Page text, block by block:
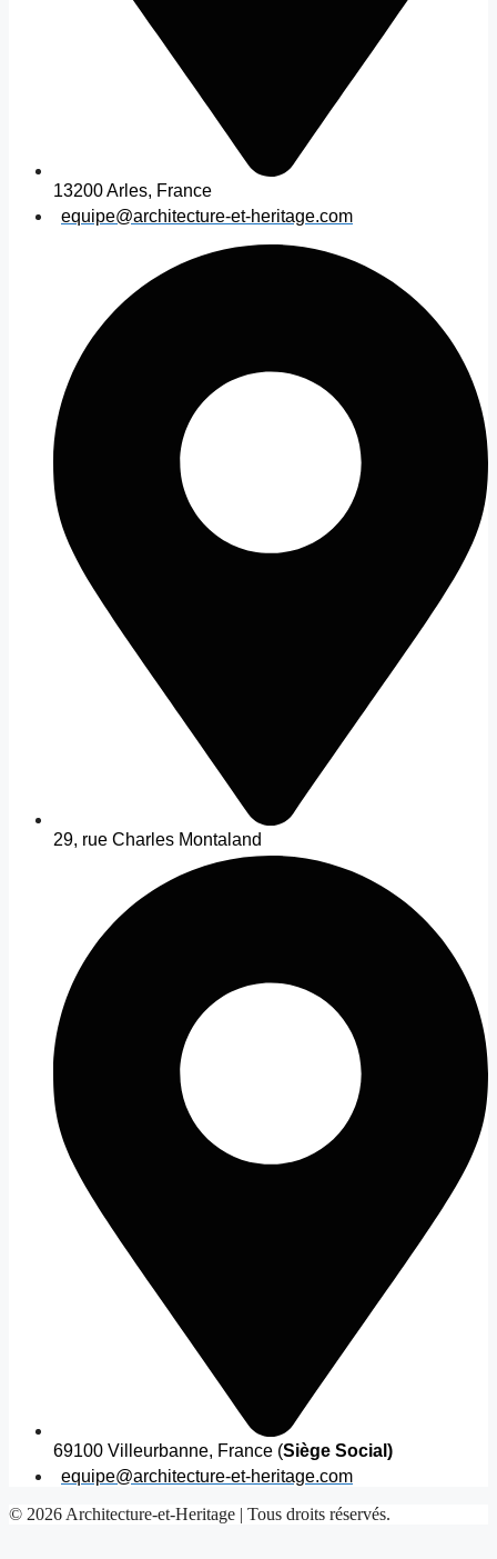
13200 Arles, France
equipe@architecture-et-heritage.com
29, rue Charles Montaland
69100 Villeurbanne, France (Siège Social)
equipe@architecture-et-heritage.com
© 2026 Architecture-et-Heritage | Tous droits réservés.